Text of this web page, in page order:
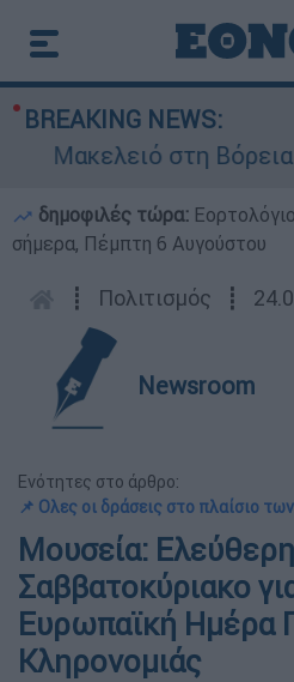
BREAKING NEWS:
στη Βόρεια Καρολίνα
δημοφιλές τώρα:
σήμερα, Πέμπτη 6 Αυγούστου
┋ Πολιτισμός ┋
Newsroom
Ενότητες στο άρθρο:
📌 Ολες οι δράσεις στο πλαίσιο
Μουσεία:
Σαββατοκύριακο
Ευρωπαϊκή Ημέρα
Κληρονομιάς